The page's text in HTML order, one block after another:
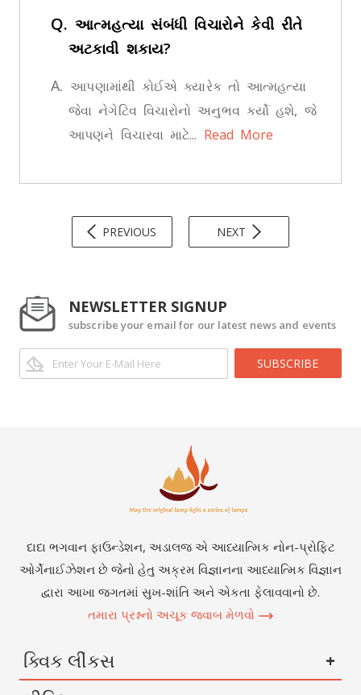
Q.આત્મહત્યા સંબંધી વિચારોને કેવી રીતે
અટકાવી શકાય?
A. આપણામાંથી કોઈએ ક્યારેક તો આત્મહત્યા
જેવા નેગેટિવ વિચારોનો અનુભવ કર્યો હશે, જે
આપણને વિચારવા માટે... Read More
PREVIOUS NEXT
NEWSLETTER SIGNUP
subscribe your email for our latest news and events
SUBSCRIBE
દાદા ભગવાન ફાઉન્ડેશન, અડાલજ એ આધ્યાત્મિક નોન-પ્રોફિટ
ઓર્ગેનાઈઝેશન છે જેનો હેતુ અક્રમ વિજ્ઞાનના આધ્યાત્મિક વિજ્ઞાન
દ્વારા આખા જગતમાં સુખ-શાંતિ અને એકતા ફેલાવવાનો છે.
તમારા પ્રશ્નનો અચૂક જવાબ મેળવો
ક્વિક લીંકસ